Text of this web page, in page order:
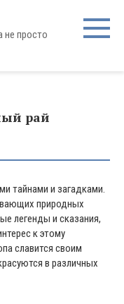
не просто
рай
тайнами и загадками.
природных
легенды и сказания,
к этому
славится своим
в различных